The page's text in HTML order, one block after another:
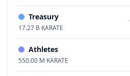
Treasury
17.27 B KARATE
Athletes
550.00 M KARATE